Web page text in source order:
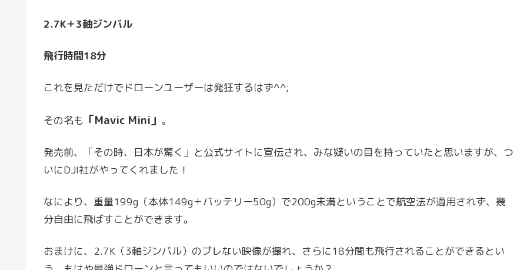
2.7K＋3軸ジンバル
飛行時間18分
これを見ただけでドローンユーザーは発狂するはず^^;
その名も 「Mavic Mini」 。
発売前、「その時、日本が驚く」と公式サイトに宣伝され、みな疑いの目を持っていたと思いますが、つ
いにDJI社がやってくれました！
なにより、重量199g（本体149g＋バッテリー50g）で200g未満ということで航空法が適用されず、幾
分自由に飛ばすことができます。
おまけに、2.7K（3軸ジンバル）のブレない映像が撮れ、さらに18分間も飛行されることができるとい